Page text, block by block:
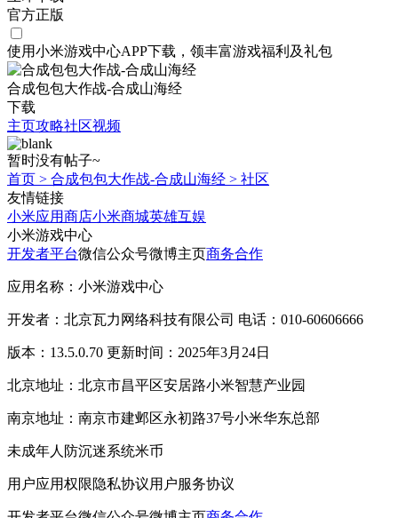
官方正版
使用小米游戏中心APP下载 ，领丰富游戏福利 及礼包
合成包包大作战-合成山海经
下载
主页攻略社区视频
暂时没有帖子~
首页 > 合成包包大作战-合成山海经 > 社区
友情链接
小米应用商店小米商城英雄互娱
小米游戏中心
开发者平台微信公众号微博主页商务合作
应用名称：小米游戏中心
开发者：北京瓦力网络科技有限公司 电话：010-60606666
版本：13.5.0.70 更新时间：2025年3月24日
北京地址：北京市昌平区安居路小米智慧产业园
南京地址：南京市建邺区永初路37号小米华东总部
未成年人防沉迷系统米币
用户应用权限隐私协议用户服务协议